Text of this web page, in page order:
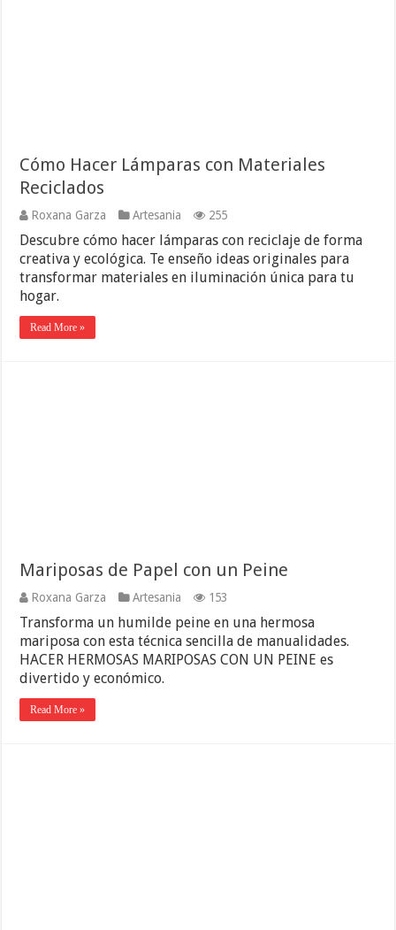
Cómo Hacer Lámparas con Materiales
Reciclados
Roxana Garza Artesania 255
Descubre cómo hacer lámparas con reciclaje de forma
creativa y ecológica. Te enseño ideas originales para
transformar materiales en iluminación única para tu
hogar.
Read More »
Mariposas de Papel con un Peine
Roxana Garza Artesania 153
Transforma un humilde peine en una hermosa
mariposa con esta técnica sencilla de manualidades.
HACER HERMOSAS MARIPOSAS CON UN PEINE es
divertido y económico.
Read More »